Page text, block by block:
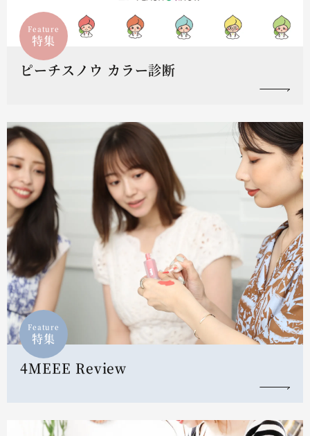
Feature
特集
ピーチスノウ カラー診断
Feature
特集
4MEEE Review